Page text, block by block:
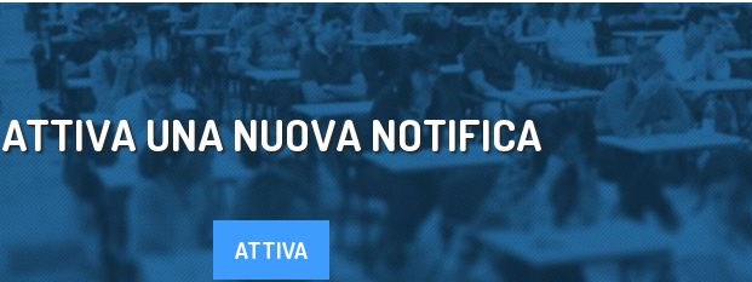
ATTIVA UNA NUOVA NOTIFICA
ATTIVA